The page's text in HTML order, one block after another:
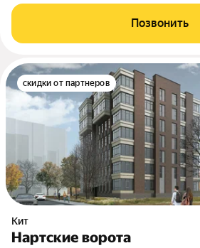
Позвонить
скидки от партнеров
Кит
Нартские ворота